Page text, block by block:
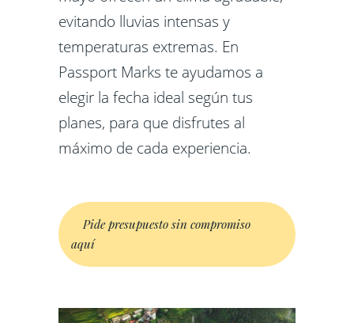
evitando lluvias intensas y
temperaturas extremas. En
Passport Marks te ayudamos a
elegir la fecha ideal según tus
planes, para que disfrutes al
máximo de cada experiencia.
Pide presupuesto sin compromiso
aquí